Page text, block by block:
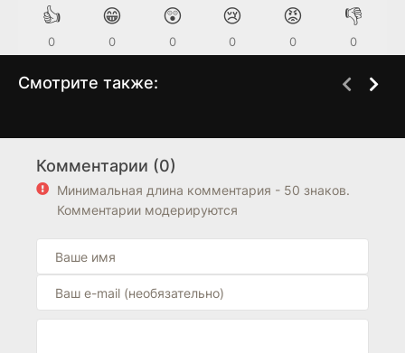
👍
0
😁
0
😲
0
😢
0
😡
0
👎
0
Смотрите также:
5.7
Комментарии (0)
Минимальная длина комментария - 50 знаков.
Комментарии модерируются